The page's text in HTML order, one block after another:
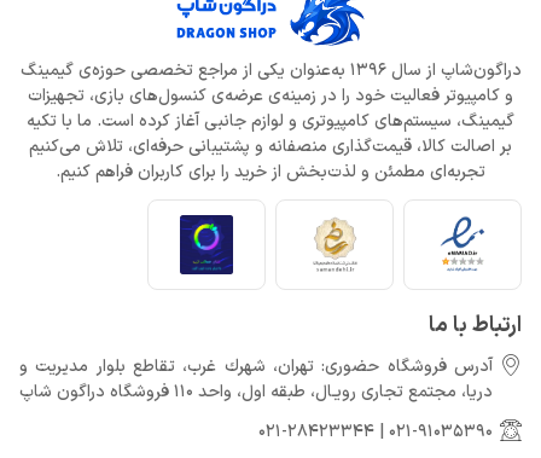
افزایش قیمت بازی‌ها؛ آیا Xbox بازیکنان را به Game Pass سوق
می‌دهد؟
خرداد 22, 1404
خرداد 22, 1404
دراگون‌شاپ از سال 1396 به‌عنوان یکی از مراجع تخصصی حوزه‌ی گیمینگ
و کامپیوتر فعالیت خود را در زمینه‌ی عرضه‌ی کنسول‌های بازی، تجهیزات
گیمینگ، سیستم‌های کامپیوتری و لوازم جانبی آغاز کرده است. ما با تکیه
بر اصالت کالا، قیمت‌گذاری منصفانه و پشتیبانی حرفه‌ای، تلاش می‌کنیم
تجربه‌ای مطمئن و لذت‌بخش از خرید را برای کاربران فراهم کنیم.
ارتباط با ما
آدرس فروشگاه حضوری: تهران، شهرك غرب، تقاطع بلوار مدیریت و
دريا، مجتمع تجارى رويـال، طبقه اول، واحد 110 فروشگاه دراگون شاپ
021-91035390
|
021-28423344